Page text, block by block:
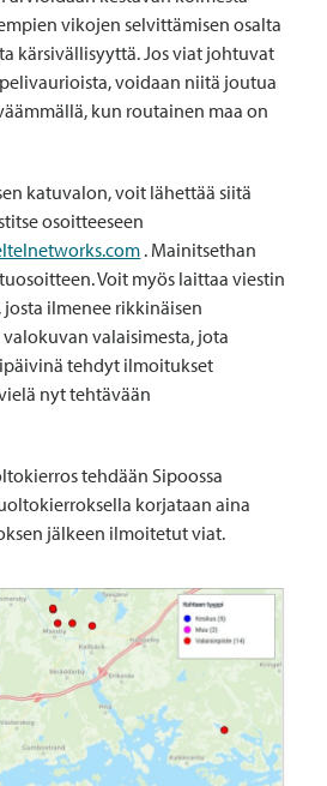
vikojen selvittämisen osalta
kärsivällisyyttä. Jos viat johtuvat
voidaan niitä joutua
kun routainen maa on
katuvalon, voit lähettää siitä
osoitteeseen
. Mainitsethan
Voit myös laittaa viestin
ilmenee rikkinäisen
valaisimesta, jota
tehdyt ilmoitukset
nyt tehtävään
tehdään Sipoossa
korjataan aina
jälkeen ilmoitetut viat.